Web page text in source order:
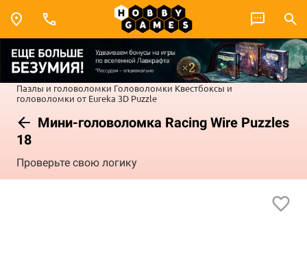
Пазлы и головоломки Головоломки Квестбоксы и
головоломки от Eureka 3D Puzzle
Мини-головоломка Racing Wire Puzzles
18
Проверьте свою логику